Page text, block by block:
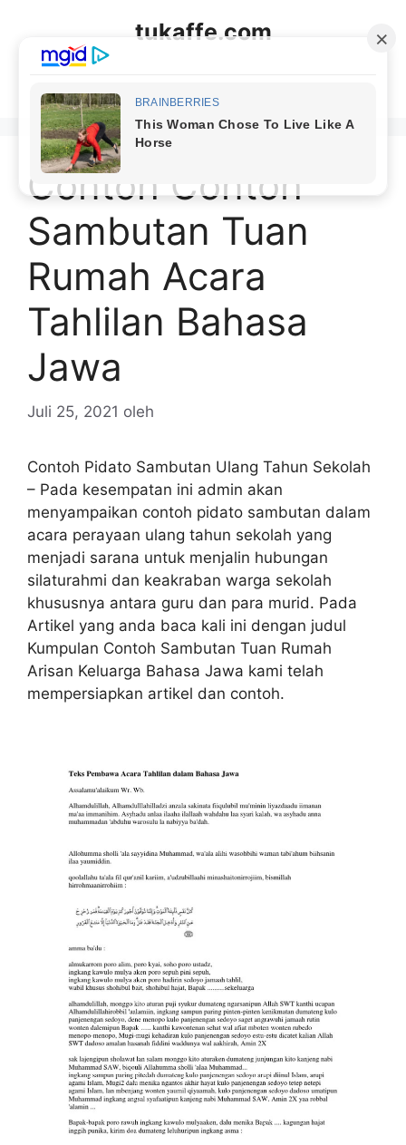
tukaffe.com
Contoh Contoh
Sambutan Tuan
Rumah Acara
Tahlilan Bahasa
Jawa
Juli 25, 2021 oleh
Contoh Pidato Sambutan Ulang Tahun Sekolah
– Pada kesempatan ini admin akan
menyampaikan contoh pidato sambutan dalam
acara perayaan ulang tahun sekolah yang
menjadi sarana untuk menjalin hubungan
silaturahmi dan keakraban warga sekolah
khususnya antara guru dan para murid. Pada
Artikel yang anda baca kali ini dengan judul
Kumpulan Contoh Sambutan Tuan Rumah
Arisan Keluarga Bahasa Jawa kami telah
mempersiapkan artikel dan contoh.